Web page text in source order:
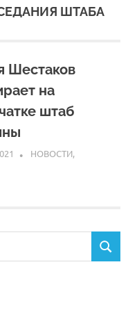
ШТАБА
Шестaков
на
штаб
ARPP
НОВОСТИ,